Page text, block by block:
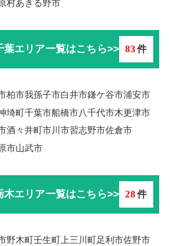
村あきる野市
葉エリア一覧はこちら>> 83件
柏市我孫子市白井市鎌ケ谷市浦安市
埼町千葉市船橋市八千代市木更津市
酒々井町市川市習志野市佐倉市
市山武市
木エリア一覧はこちら>> 28件
野木町壬生町上三川町足利市佐野市